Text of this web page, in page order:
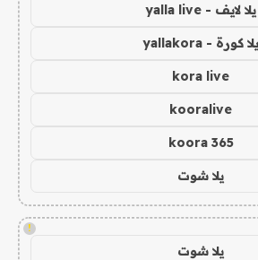
يلا لايف - yalla live
يلا كورة - yallakora
kora live
kooralive
koora 365
يلا شوت
!
يلا شوت